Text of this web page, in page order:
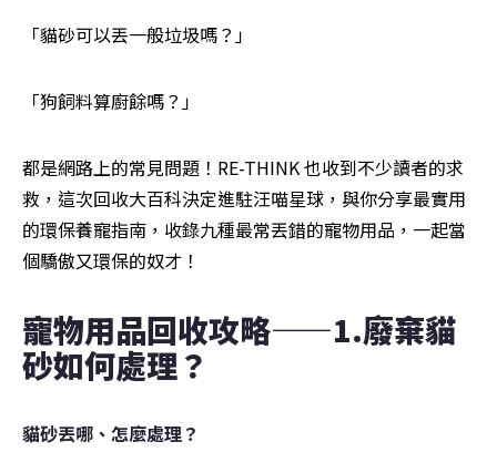
「貓砂可以丟一般垃圾嗎？」
「狗飼料算廚餘嗎？」
都是網路上的常見問題！RE-THINK 也收到不少讀者的求
救，這次回收大百科決定進駐汪喵星球，與你分享最實用
的環保養寵指南，收錄九種最常丟錯的寵物用品，一起當
個驕傲又環保的奴才！
寵物用品回收攻略——1.廢棄貓
砂如何處理？
貓砂丟哪、怎麼處理？